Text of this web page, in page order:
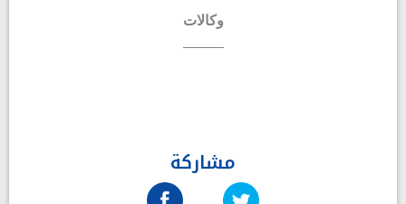
وكالات
مشاركة